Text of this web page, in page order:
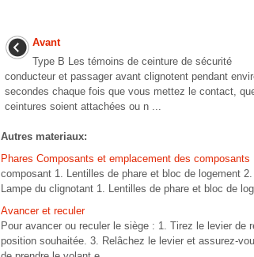
Avant
Type B Les témoins de ceinture de sécurité
conducteur et passager avant clignotent pendant
secondes chaque fois que vous mettez le contact,
ceintures soient attachées ou n ...
Autres materiaux:
Phares Composants et emplacement des composants
composant 1. Lentilles de phare et bloc de logement
Lampe du clignotant 1. Lentilles de phare et bloc de
Avancer et reculer
Pour avancer ou reculer le siège : 1. Tirez le levier de
position souhaitée. 3. Relâchez le levier et assurez-